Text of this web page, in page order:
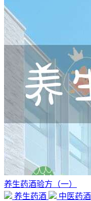
养生药酒验方（一）
养生药酒
中医药酒